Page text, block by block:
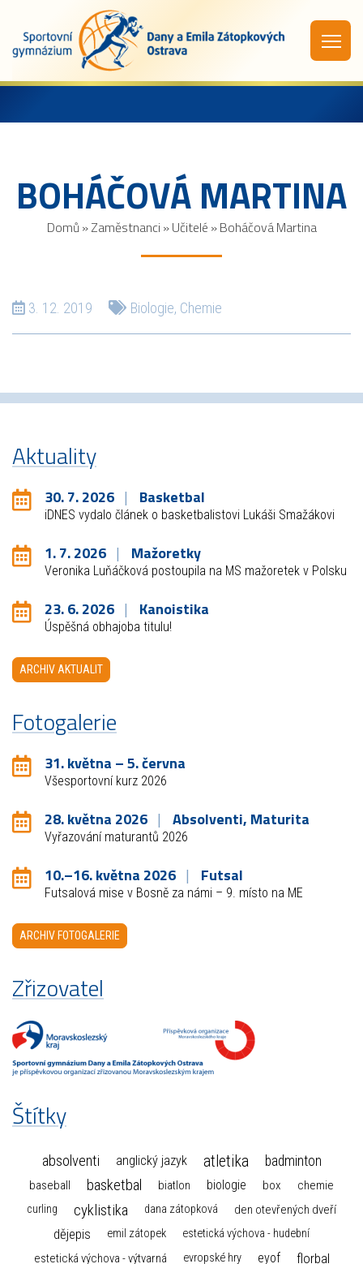
BOHÁČOVÁ MARTINA
Domů »Zaměstnanci »Učitelé »Boháčová Martina
3. 12. 2019 Biologie, Chemie
Aktuality
30. 7. 2026 Basketbal
iDNES vydalo článek o basketbalistovi Lukáši Smažákovi
1. 7. 2026 Mažoretky
Veronika Luňáčková postoupila na MS mažoretek v Polsku
23. 6. 2026 Kanoistika
Úspěšná obhajoba titulu!
ARCHIV AKTUALIT
Fotogalerie
31. května – 5. června
Všesportovní kurz 2026
28. května 2026 Absolventi, Maturita
Vyřazování maturantů 2026
10.–16. května 2026 Futsal
Futsalová mise v Bosně za námi – 9. místo na ME
ARCHIV FOTOGALERIE
Zřizovatel
Štítky
absolventi anglický jazyk atletika badminton
baseball basketbal biatlon biologie box chemie
curling cyklistika dana zátopková den otevřených dveří
dějepis emil zátopek estetická výchova - hudební
estetická výchova - výtvarná evropské hry eyof florbal